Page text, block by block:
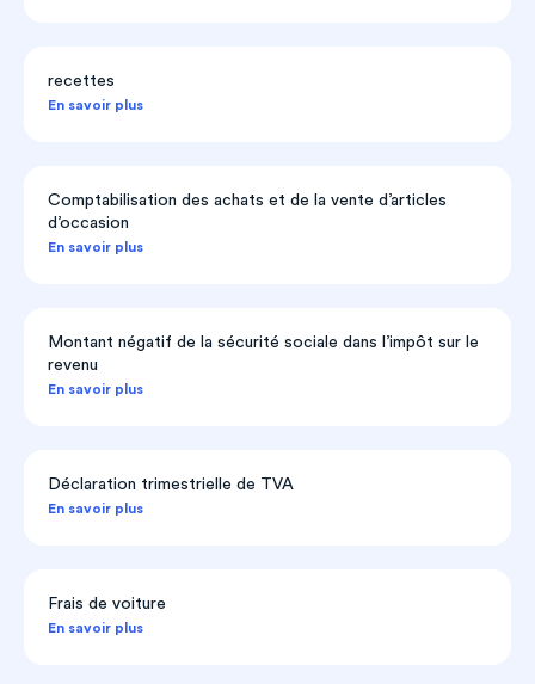
recettes
En savoir plus
Comptabilisation des achats et de la vente d’articles
d’occasion
En savoir plus
Montant négatif de la sécurité sociale dans l’impôt sur le
revenu
En savoir plus
Déclaration trimestrielle de TVA
En savoir plus
Frais de voiture
En savoir plus